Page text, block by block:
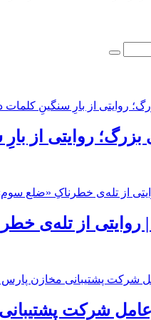
روایتی از
روایتی از تله‌ی
شرکت